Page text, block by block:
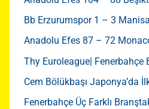
Bb Erzurumspor 1 – 3
Anadolu Efes 87 – 72
Thy Euroleague| Fenerbahçe
Cem Bölükbaşı Japonya’da İlk
Fenerbahçe Üç Farklı